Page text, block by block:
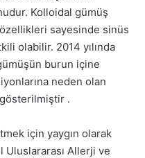
Kolloidal gümüş
sayesinde sinüs
olabilir. 2014 yılında
burun içine
neden olan
.
için yaygın olarak
Uluslararası Allerji ve